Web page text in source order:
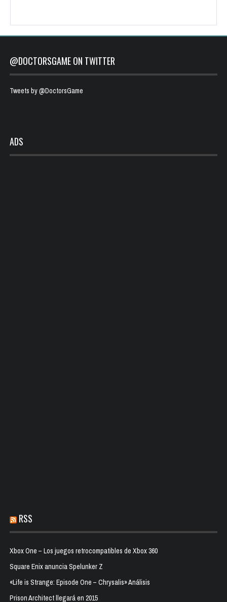
@DOCTORSGAME ON TWITTER
Tweets by @DoctorsGame
ADS
RSS
Xbox One – Los juegos retrocompatibles de Xbox 360
Square Enix anuncia Spelunker Z
«Life is Strange: Episode One – Chrysalis» Análisis
Prison Architect llegará en 2015